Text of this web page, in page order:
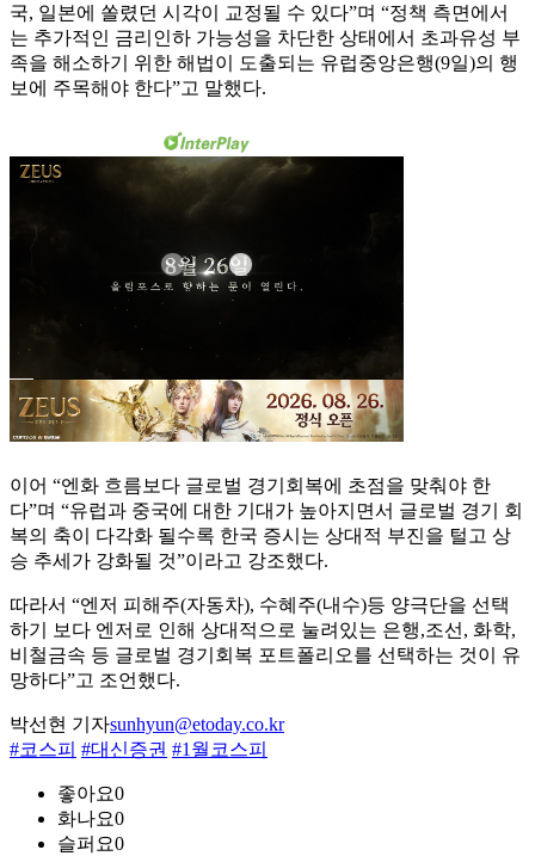
국, 일본에 쏠렸던 시각이 교정될 수 있다”며 “정책 측면에서
는 추가적인 금리인하 가능성을 차단한 상태에서 초과유성 부
족을 해소하기 위한 해법이 도출되는 유럽중앙은행(9일)의 행
보에 주목해야 한다”고 말했다.
이어 “엔화 흐름보다 글로벌 경기회복에 초점을 맞춰야 한
다”며 “유럽과 중국에 대한 기대가 높아지면서 글로벌 경기 회
복의 축이 다각화 될수록 한국 증시는 상대적 부진을 털고 상
승 추세가 강화될 것”이라고 강조했다.
따라서 “엔저 피해주(자동차), 수혜주(내수)등 양극단을 선택
하기 보다 엔저로 인해 상대적으로 눌려있는 은행,조선, 화학,
비철금속 등 글로벌 경기회복 포트폴리오를 선택하는 것이 유
망하다”고 조언했다.
박선현 기자sunhyun@etoday.co.kr
#코스피 #대신증권 #1월코스피
좋아요0
화나요0
슬퍼요0